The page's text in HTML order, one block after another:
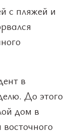
с пляжей и
в
До этого
дом в